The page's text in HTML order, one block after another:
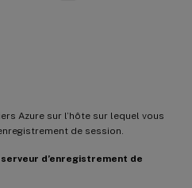
Azure sur l’hôte sur lequel vous
de session.
d’enregistrement de